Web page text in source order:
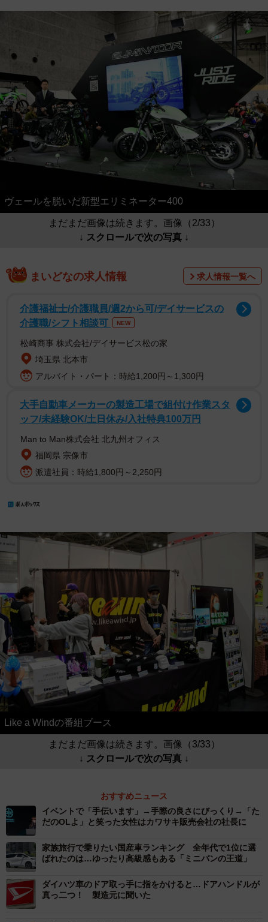
ヴェールを脱いだ新型エリミネーター400
まだまだ画像は続きます。画像（2/33）
↓ スクロールで次の写真 ↓
まいどなの求人情報 求人情報一覧へ
介護福祉士/介護職員/週2から可/デイサービスの
介護職/シフト相談可
NEW
松崎商事 株式会社/デイサービス松の家
埼玉県 北本市
アルバイト・パート：時給1,200円～1,300円
大手自動車メーカーの製造工場で組付け作業スタ
ッフ/未経験OK/土日休み/入社特典100万円
Man to Man株式会社 北九州オフィス
福岡県 宗像市
派遣社員：時給1,800円～2,250円
Like a Windの番組ブース
まだまだ画像は続きます。画像（3/33）
↓ スクロールで次の写真 ↓
おすすめニュース
イベントで「手伝います」→手際の良さにびっくり→「た
だのOLよ」と笑った女性はカワサキ販売会社の社長に
家族旅行で乗りたい国産車ランキング 全年代で1位に選
ばれたのは…ゆったり高級感もある「ミニバンの王道」
ダイハツ車のドア取っ手に指をかけると…ドアハンドルが
真っ二つ！ 製造元に聞いた